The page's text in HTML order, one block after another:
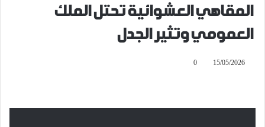
المقاهي العشوائية تحتل الملك
العمومي وتثير الجدل
15/05/2026
0